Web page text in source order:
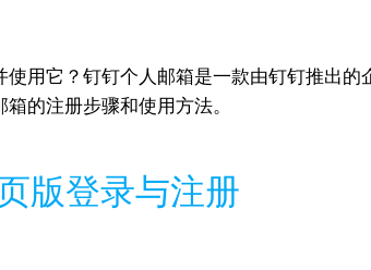
用它？钉钉个人邮箱是一款由钉钉推出
的注册步骤和使用方法。
版登录与注册